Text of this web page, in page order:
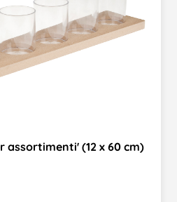
assortimenti' (12 x 60 cm)